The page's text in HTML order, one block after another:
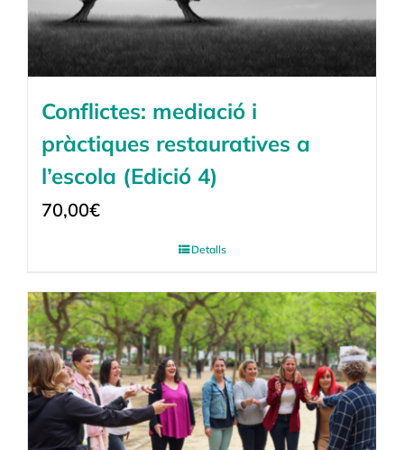
Conflictes: mediació i
pràctiques restauratives a
l’escola (Edició 4)
70,00€
Detalls